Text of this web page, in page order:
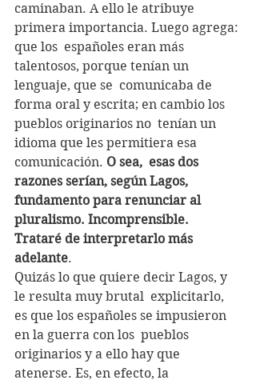
caminaban. A ello le atribuye
primera importancia. Luego agrega:
que los  españoles eran más
talentosos, porque tenían un
lenguaje, que se  comunicaba de
forma oral y escrita; en cambio los
pueblos originarios no  tenían un
idioma que les permitiera esa
comunicación. O sea,  esas dos
razones serían, según Lagos,
fundamento para renunciar al
pluralismo. Incomprensible.
Trataré de interpretarlo más
adelante.
Quizás lo que quiere decir Lagos, y
le resulta muy brutal  explicitarlo,
es que los españoles se impusieron
en la guerra con los  pueblos
originarios y a ello hay que
atenerse. Es, en efecto, la